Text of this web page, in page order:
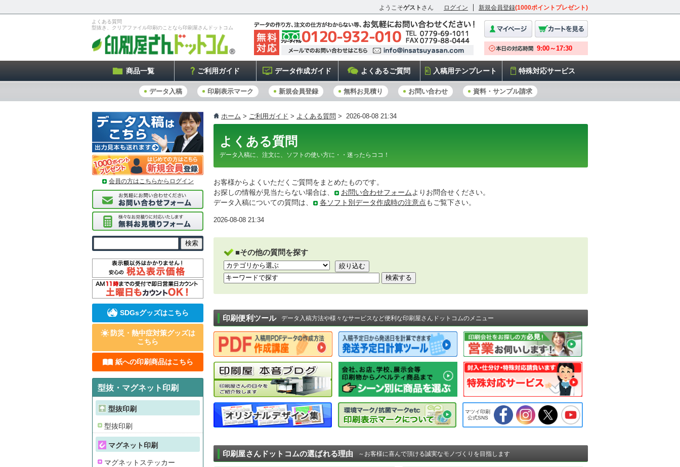
よくある質問
型抜き、クリアファイル印刷のことなら印刷屋さんドットコム
ようこそゲスト さん ログイン 新規会員登録(1000ポイントプレゼント)
商品一覧 ご利用ガイド データ作成ガイド よくあるご質問 入稿用テンプレート 特殊対応サービス
データ入稿 印刷表示マーク 新規会員登録 無料お見積り お問い合わせ 資料・サンプル請求
ホーム > ご利用ガイド > よくある質問 > 2026-08-08 21:34
よくある質問
データ入稿に、注文に、ソフトの使い方に・・迷ったらココ！
お客様からよくいただくご質問をまとめたものです。
お探しの情報が見当たらない場合は、
お問い合わせフォーム よりお問合せください。
データ入稿についての質問は、
各ソフト別データ作成時の注意点 もご覧下さい。
2026-08-08 21:34
■その他の質問を探す
印刷便利ツール データ入稿方法や様々なサービスなど便利な印刷屋さんドットコムのメニュー
マツイ印刷
公式SNS
印刷屋さんドットコムの選ばれる理由 ～お客様に喜んで頂ける誠実なモノづくりを目指します
会員の方はこちらからログイン
SDGsグッズはこちら
防災・熱中症対策グッズは
こちら
紙への印刷商品はこちら
型抜・マグネット印刷
型抜印刷
型抜印刷
マグネット印刷
マグネットステッカー